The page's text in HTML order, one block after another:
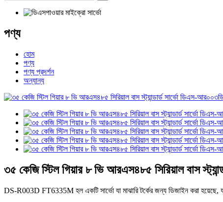
পণ্য
হোম
পণ্য
পণ্য প্রদর্শন
অন্যান্য
৩৫ কেজি স্টিল গিয়ার ৮ ভি আরএস৪৮৫ সিরিয়াল বাস
DS-R003D FT6335M হল একটি সার্ভো যা মাঝারি টর্কের জন্য ডিজাইন করা হয়েছে,